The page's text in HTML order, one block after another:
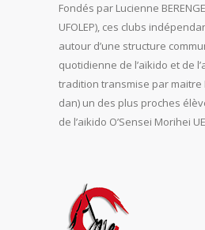
Fondés par Lucienne
UFOLEP), ces clubs
autour d’une structure
quotidienne de l’aïkido et de
tradition transmise par maitre
dan) un des plus proches
de l’aikido O’Sensei Morihei